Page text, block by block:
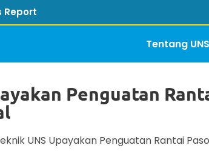
Report
Tentang UNS
Penguatan
UNS Upayakan Penguatan Rantai